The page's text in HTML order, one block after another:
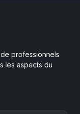
professionnels
les aspects du